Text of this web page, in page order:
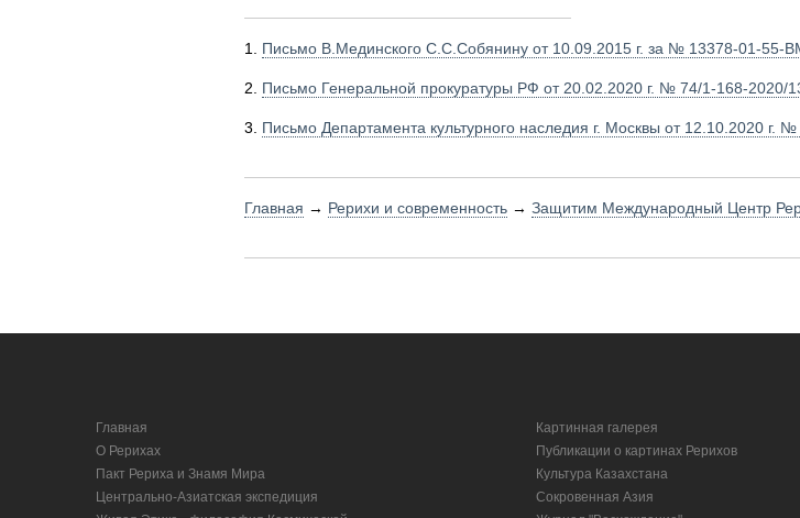
1. Письмо В.Мединского С.С.Собянину от 10.09.2015 г. за № 13378-01-55-
2. Письмо Генеральной прокуратуры РФ от 20.02.2020 г. № 74/1-168-2020/
3. Письмо Департамента культурного наследия г. Москвы от 12.10.2020 г.
Главная → Рерихи и современность → Защитим Международный Центр
Главная
О Рерихах
Пакт Рериха и Знамя Мира
Центрально-Азиатская экспедиция
Картинная галерея
Публикации о картинах Рерихов
Культура Казахстана
Сокровенная Азия